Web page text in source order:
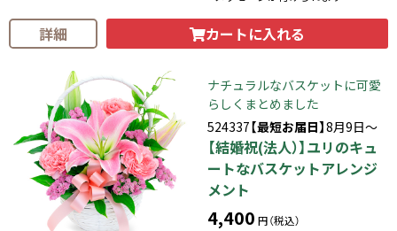
詳細 カートに入れる
ナチュラルなバスケットに可愛
らしくまとめました
524337【最短お届日】8月9日～
【結婚祝(法人）】ユリのキュ
ートなバスケットアレンジ
メント
4,400 円（税込）